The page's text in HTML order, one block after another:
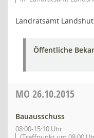
Landratsamt Landshut
Öffentliche
MO 26.10.2015
Bauausschuss
08:00-15:10 Uhr